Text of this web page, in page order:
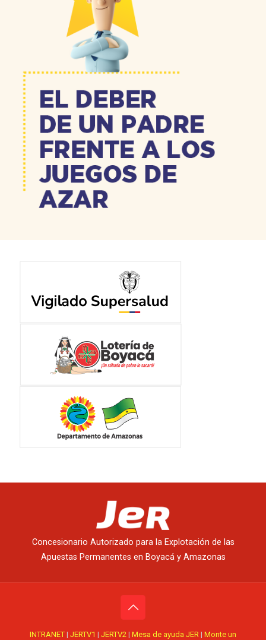
Concesionario Autorizado para la Explotación de las
Apuestas Permanentes en Boyacá y Amazonas
INTRANET | JERTV1 | JERTV2 | Mesa de ayuda JER | Monte un